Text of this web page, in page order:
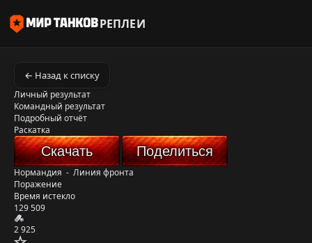
РЕПЛЕИ
← Назад к списку
Личный результат
Командный результат
Подробный отчёт
Раскатка
Скачать Поделиться
Нормандия - Линия фронта
Поражение
Время истекло
129 509
2 925